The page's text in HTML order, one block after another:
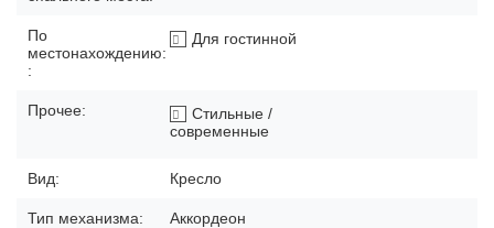
По
местонахождению:
:
Для гостинной
Прочее:
Стильные /
современные
Вид: Кресло
Тип механизма: Аккордеон